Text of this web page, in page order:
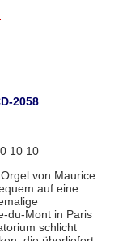
2058
10 10
von Maurice
auf eine
du-Mont in Paris
schlicht